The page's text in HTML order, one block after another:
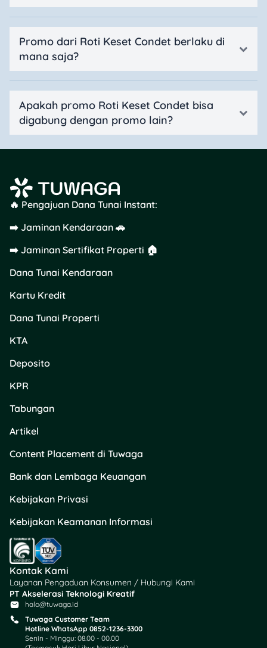
Promo dari Roti Keset Condet berlaku di
mana saja?
Apakah promo Roti Keset Condet bisa
digabung dengan promo lain?
🔥 Pengajuan Dana Tunai Instant:
➡️ Jaminan Kendaraan 🚗
➡️ Jaminan Sertifikat Properti 🏠
Dana Tunai Kendaraan
Kartu Kredit
Dana Tunai Properti
KTA
Deposito
KPR
Tabungan
Artikel
Content Placement di Tuwaga
Bank dan Lembaga Keuangan
Kebijakan Privasi
Kebijakan Keamanan Informasi
Kontak Kami
Layanan Pengaduan Konsumen / Hubungi Kami
PT Akselerasi Teknologi Kreatif
halo@tuwaga.id
Tuwaga Customer Team
Hotline WhatsApp 0852-1236-3300
Senin - Minggu: 08.00 - 00.00